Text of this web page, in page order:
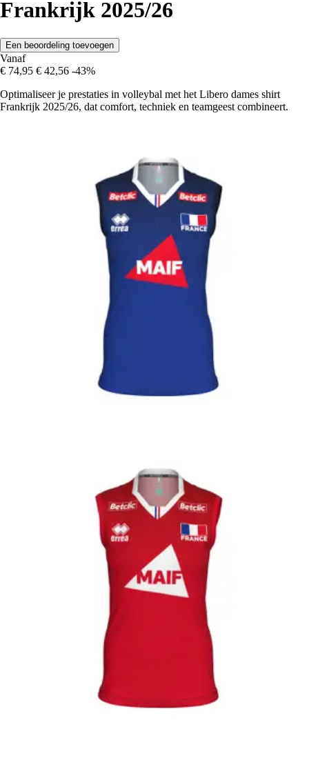
Frankrijk 2025/26
Een beoordeling toevoegen
Vanaf
€ 74,95 € 42,56 -43%
Optimaliseer je prestaties in volleybal met het Libero dames shirt
Frankrijk 2025/26, dat comfort, techniek en teamgeest combineert.